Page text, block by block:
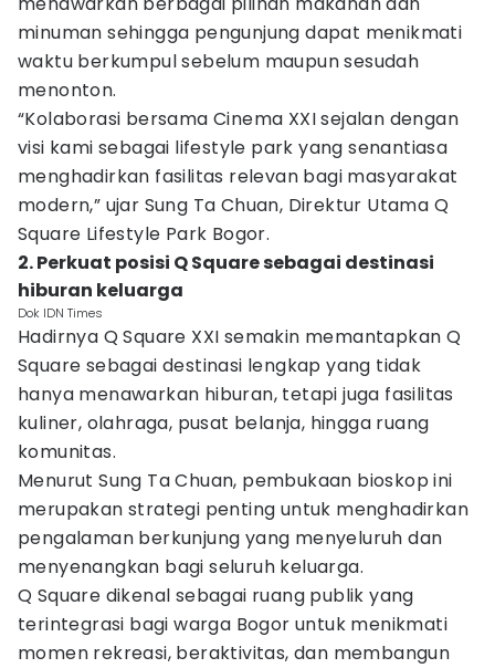
minuman sehingga pengunjung dapat menikmati
waktu berkumpul sebelum maupun sesudah
menonton.
“Kolaborasi bersama Cinema XXI sejalan dengan
visi kami sebagai lifestyle park yang senantiasa
menghadirkan fasilitas relevan bagi masyarakat
modern,” ujar Sung Ta Chuan, Direktur Utama Q
Square Lifestyle Park Bogor.
2. Perkuat posisi Q Square sebagai destinasi
hiburan keluarga
Dok IDN Times
Hadirnya Q Square XXI semakin memantapkan Q
Square sebagai destinasi lengkap yang tidak
hanya menawarkan hiburan, tetapi juga fasilitas
kuliner, olahraga, pusat belanja, hingga ruang
komunitas.
Menurut Sung Ta Chuan, pembukaan bioskop ini
merupakan strategi penting untuk menghadirkan
pengalaman berkunjung yang menyeluruh dan
menyenangkan bagi seluruh keluarga.
Q Square dikenal sebagai ruang publik yang
terintegrasi bagi warga Bogor untuk menikmati
momen rekreasi, beraktivitas, dan membangun